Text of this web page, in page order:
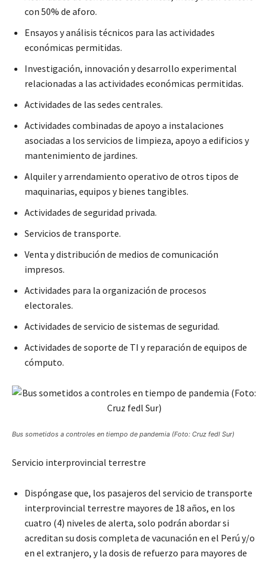
con 50% de aforo.
Ensayos y análisis técnicos para las actividades
económicas permitidas.
Investigación, innovación y desarrollo experimental
relacionadas a las actividades económicas permitidas.
Actividades de las sedes centrales.
Actividades combinadas de apoyo a instalaciones
asociadas a los servicios de limpieza, apoyo a edificios y
mantenimiento de jardines.
Alquiler y arrendamiento operativo de otros tipos de
maquinarias, equipos y bienes tangibles.
Actividades de seguridad privada.
Servicios de transporte.
Venta y distribución de medios de comunicación
impresos.
Actividades para la organización de procesos
electorales.
Actividades de servicio de sistemas de seguridad.
Actividades de soporte de TI y reparación de equipos de
cómputo.
Bus sometidos a controles en tiempo de pandemia (Foto: Cruz fedl Sur)
Servicio interprovincial terrestre
Dispóngase que, los pasajeros del servicio de transporte
interprovincial terrestre mayores de 18 años, en los
cuatro (4) niveles de alerta, solo podrán abordar si
acreditan su dosis completa de vacunación en el Perú y/o
en el extranjero, y la dosis de refuerzo para mayores de